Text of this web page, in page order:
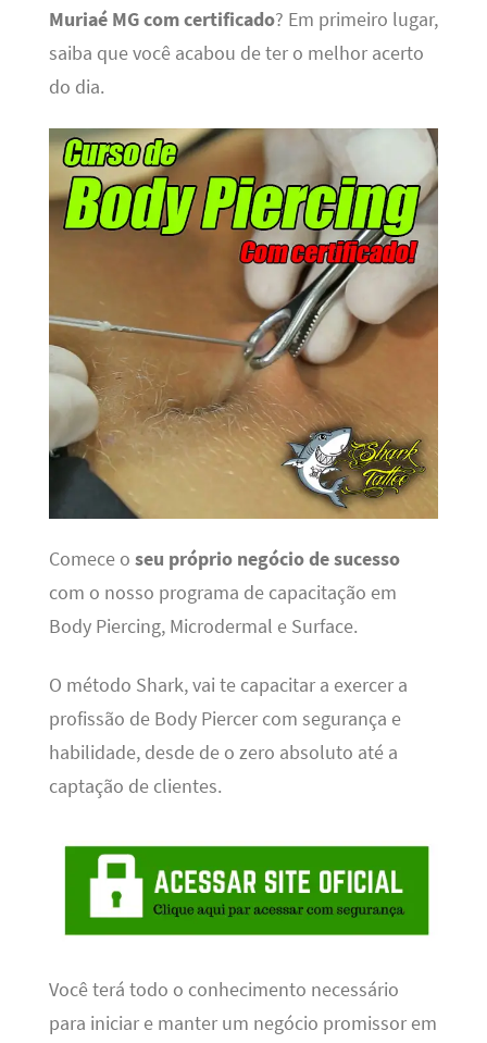
Muriaé MG com certificado? Em primeiro lugar,
saiba que você acabou de ter o melhor acerto
do dia.
Comece o seu próprio negócio de sucesso
com o nosso programa de capacitação em
Body Piercing, Microdermal e Surface.
O método Shark, vai te capacitar a exercer a
profissão de Body Piercer com segurança e
habilidade, desde de o zero absoluto até a
captação de clientes.
Você terá todo o conhecimento necessário
para iniciar e manter um negócio promissor em